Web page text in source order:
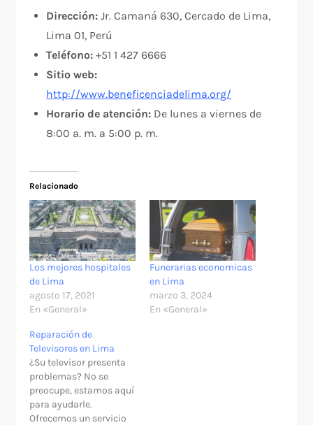
Dirección: Jr. Camaná 630, Cercado de Lima,
Lima 01, Perú
Teléfono: +51 1 427 6666
Sitio web:
http://www.beneficenciadelima.org/
Horario de atención: De lunes a viernes de
8:00 a. m. a 5:00 p. m.
Relacionado
Los mejores hospitales
de Lima
agosto 17, 2021
En «General»
Funerarias economicas
en Lima
marzo 3, 2024
En «General»
Reparación de
Televisores en Lima
¿Su televisor presenta
problemas? No se
preocupe, estamos aquí
para ayudarle.
Ofrecemos un servicio